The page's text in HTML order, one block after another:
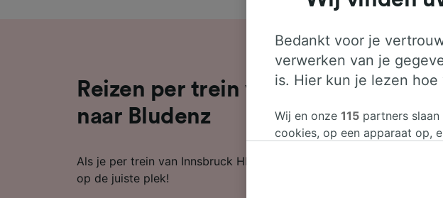
Reizen per trein van Innsbruck Hbf
naar Bludenz
Als je per trein van Innsbruck Hbf naar Bludenz wilt reizen, dan ben je
op de juiste plek!
Bedankt voor je
verwerken van je
is. Hier kun je lezen
Wij en onze 115 partners
cookies, op een apparaat op,
wijzigen door hieronder te
bezwaar te maken in alle